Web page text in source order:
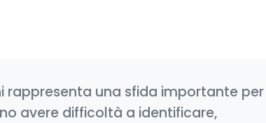
rappresenta una sfida importante per
avere difficoltà a identificare,